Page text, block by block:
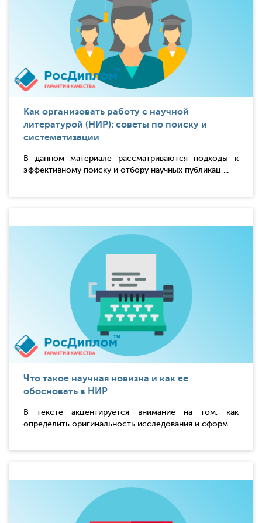
Как организовать работу с научной
литературой (НИР): советы по поиску и
систематизации
В данном материале рассматриваются подходы к
эффективному поиску и отбору научных публикац ...
Что такое научная новизна и как ее
обосновать в НИР
В тексте акцентируется внимание на том, как
определить оригинальность исследования и сформ ...